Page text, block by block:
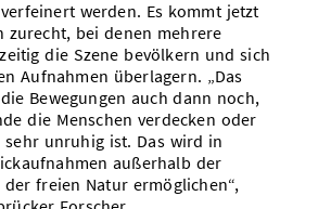
werden. Es kommt jetzt
zurecht, bei denen mehrere
die Szene bevölkern und sich
Aufnahmen überlagern. „Das
Bewegungen auch dann noch,
die Menschen verdecken oder
unruhig ist. Das wird in
außerhalb der
freien Natur ermöglichen“,